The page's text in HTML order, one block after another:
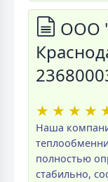
ООО
★ ★ ★ ★
Наша
полностью
стабильно,